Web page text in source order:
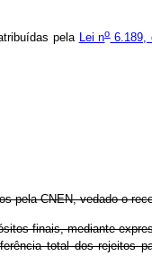
pela Lei no6.189,
pela CNEN, vedado o
finais, mediante
total dos rejeitos